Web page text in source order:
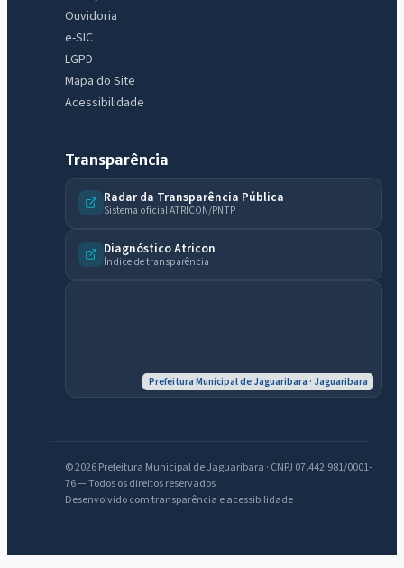
Ouvidoria
e-SIC
LGPD
Mapa do Site
Acessibilidade
Transparência
Radar da Transparência Pública
Sistema oficial ATRICON/PNTP
Diagnóstico Atricon
Índice de transparência
Prefeitura Municipal de Jaguaribara · Jaguaribara
© 2026 Prefeitura Municipal de Jaguaribara · CNPJ 07.442.981/0001-
76 — Todos os direitos reservados
Desenvolvido com transparência e acessibilidade
Assistente do Portal
licitações, estrutura ou transparência do município.
Licitações abertas Carta de serviços Diário Oficial